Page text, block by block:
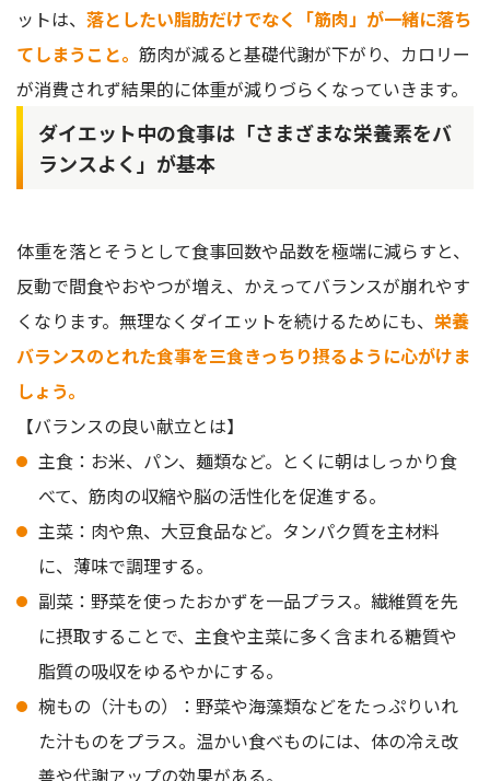
ットは、 落としたい脂肪だけでなく「筋肉」が一緒に落ち
てしまうこと。 筋肉が減ると基礎代謝が下がり、カロリー
が消費されず結果的に体重が減りづらくなっていきます。
ダイエット中の食事は「さまざまな栄養素をバ
ランスよく」が基本
体重を落とそうとして食事回数や品数を極端に減らすと、
反動で間食やおやつが増え、かえってバランスが崩れやす
くなります。無理なくダイエットを続けるためにも、 栄養
バランスのとれた食事を三食きっちり摂るように心がけま
しょう。
【バランスの良い献立とは】
主食：お米、パン、麺類など。とくに朝はしっかり食
べて、筋肉の収縮や脳の活性化を促進する。
主菜：肉や魚、大豆食品など。タンパク質を主材料
に、薄味で調理する。
副菜：野菜を使ったおかずを一品プラス。繊維質を先
に摂取することで、主食や主菜に多く含まれる糖質や
脂質の吸収をゆるやかにする。
椀もの（汁もの）：野菜や海藻類などをたっぷりいれ
た汁ものをプラス。温かい食べものには、体の冷え改